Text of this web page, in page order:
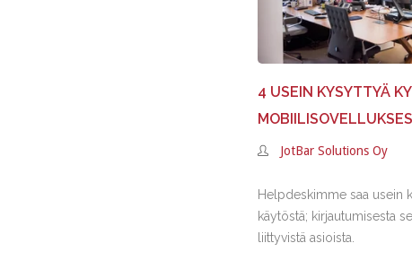
4 USEIN KYSYTTYÄ
JotBar Solutions Oy
Helpdeskimme saa usein
käytöstä; kirjautumisesta
liittyvistä asioista.